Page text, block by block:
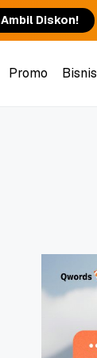
Ambil Diskon!
Promo
Bisnis